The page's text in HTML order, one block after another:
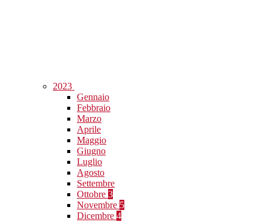
2023
Gennaio
Febbraio
Marzo
Aprile
Maggio
Giugno
Luglio
Agosto
Settembre
Ottobre 3
Novembre 5
Dicembre 4